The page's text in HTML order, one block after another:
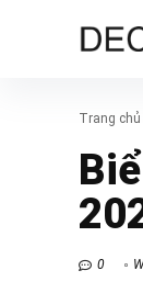
Trang chủ
0